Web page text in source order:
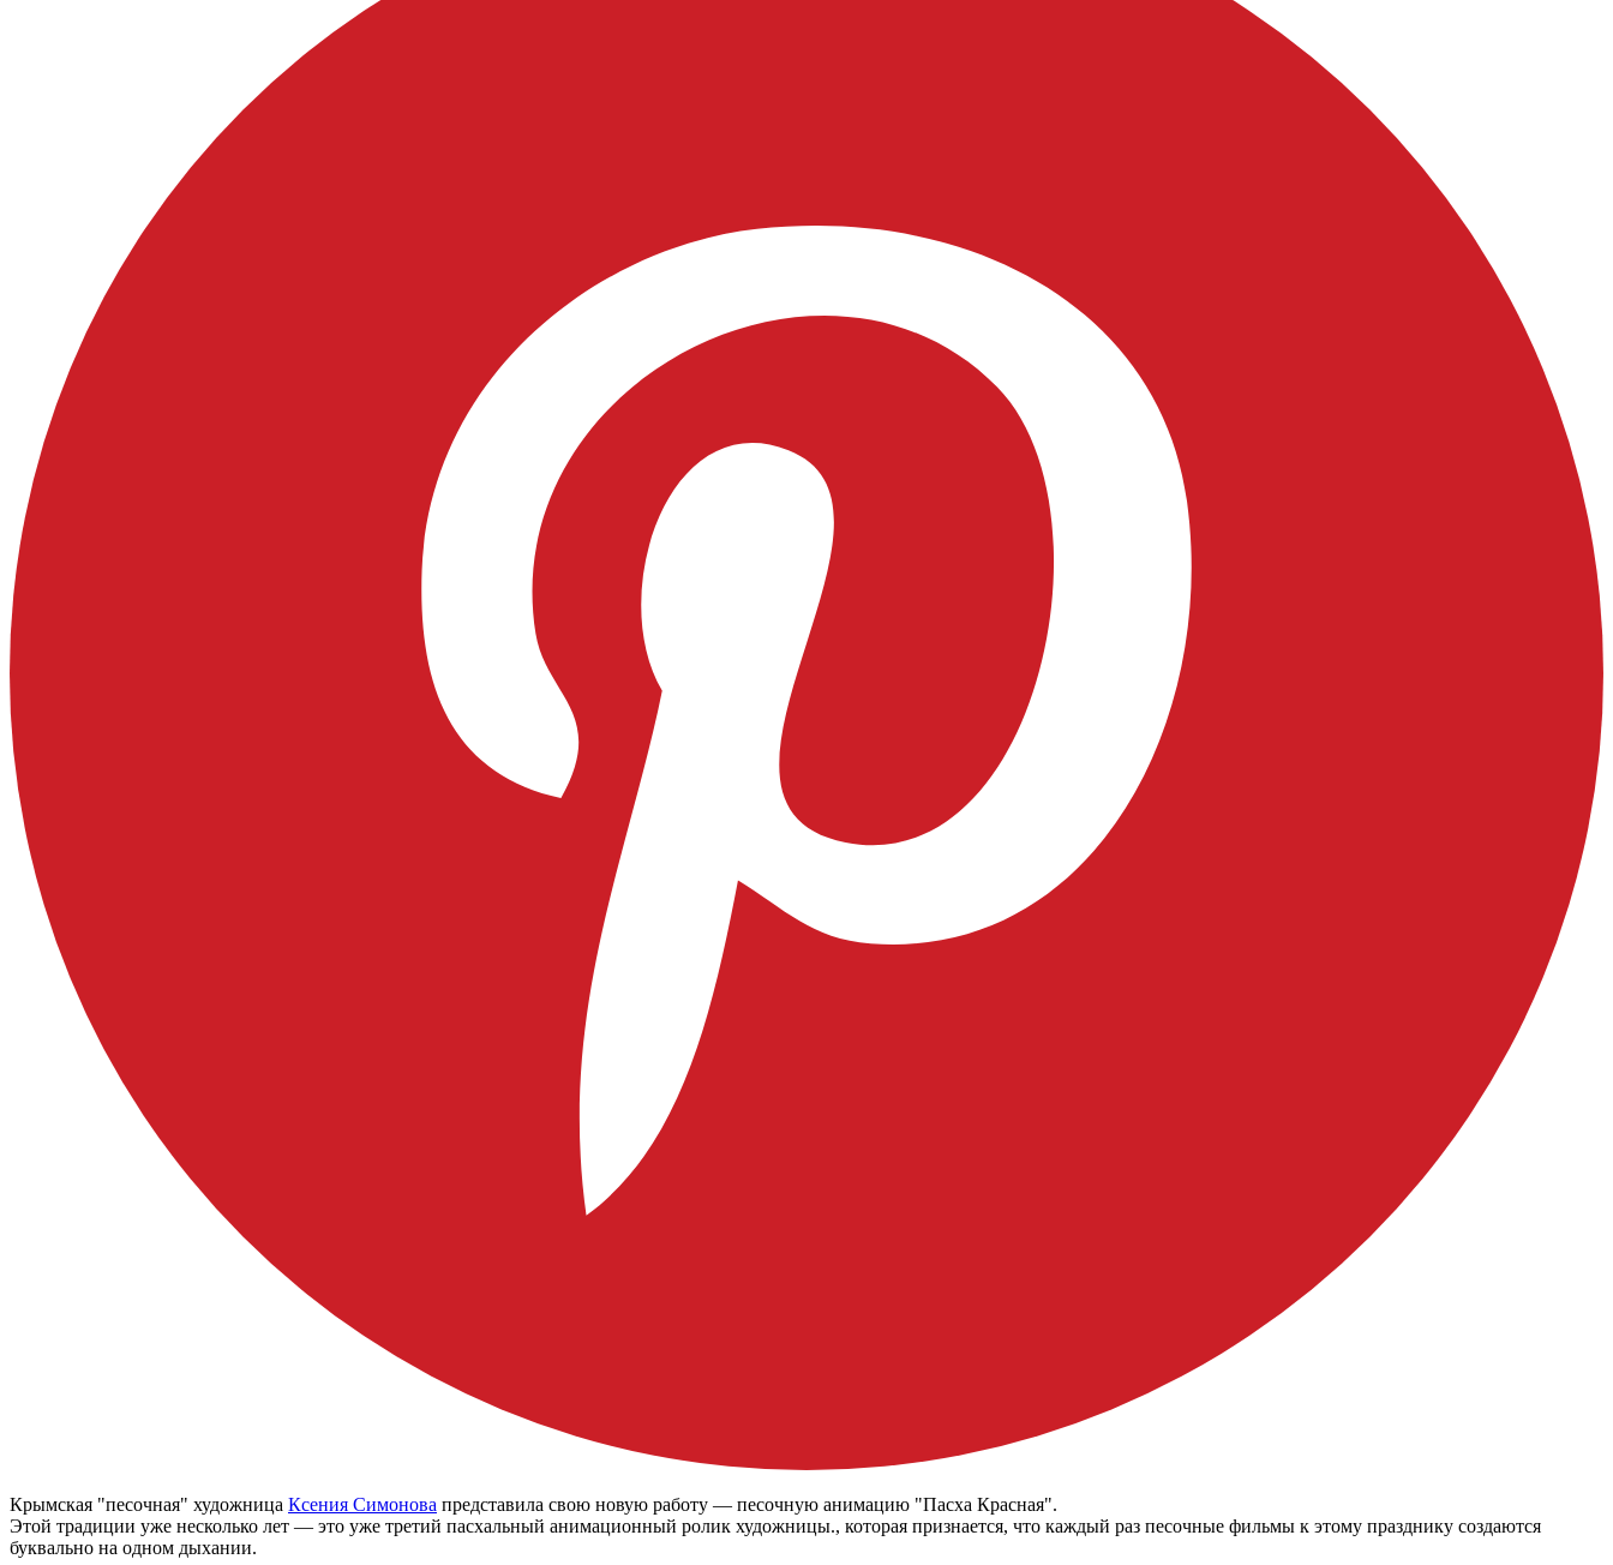
Крымская "песочная" художница Ксения Симонова представила свою новую работу — песочную анимацию "Пасха Красная".
Этой традиции уже несколько лет — это уже третий пасхальный анимационный ролик художницы., которая признается, что каждый раз песочные фильмы к этому празднику создаются
буквально на одном дыхании.